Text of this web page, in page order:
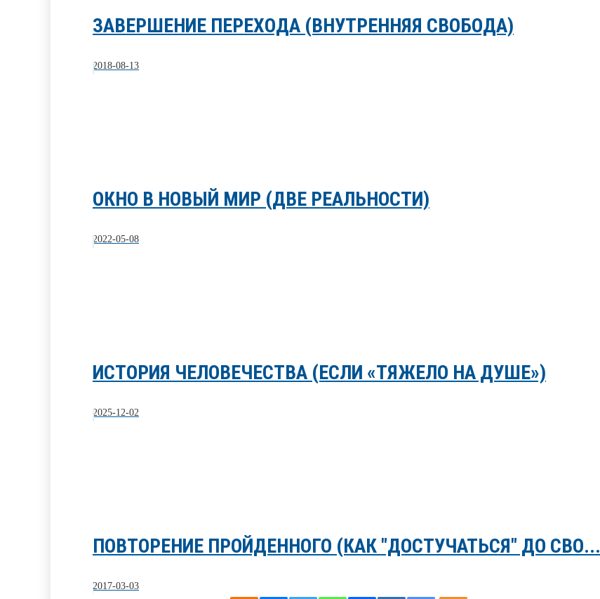
ЗАВЕРШЕНИЕ ПЕРЕХОДА (ВНУТРЕННЯЯ СВОБОДА)
2018-08-13
ОКНО В НОВЫЙ МИР (ДВЕ РЕАЛЬНОСТИ)
2022-05-08
ИСТОРИЯ ЧЕЛОВЕЧЕСТВА (ЕСЛИ «ТЯЖЕЛО НА ДУШЕ»)
2025-12-02
ПОВТОРЕНИЕ ПРОЙДЕННОГО (КАК "ДОСТУЧАТЬСЯ" ДО СВО...
2017-03-03